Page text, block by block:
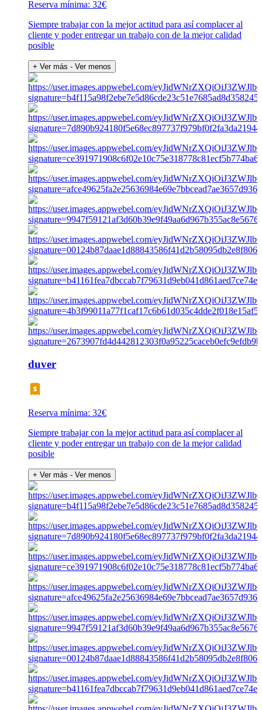
Reserva mínima: 32€
Siempre trabajar con la mejor actitud para así complacer al
cliente y poder entregar un trabajo con de la mejor calidad
posible
+ Ver más - Ver menos
duver
Reserva mínima: 32€
Siempre trabajar con la mejor actitud para así complacer al
cliente y poder entregar un trabajo con de la mejor calidad
posible
+ Ver más - Ver menos